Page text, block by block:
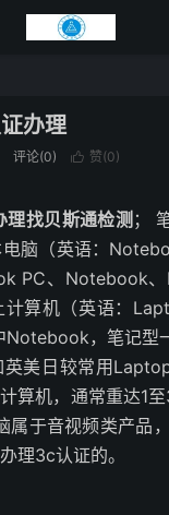
办理
评论(0)  赞(0)
找贝斯通检测 ；
脑（英语：
PC、Notebook、
算机（英语：
，笔记型
美日较常用
算机，通常重达1
属于音视频类产品
理3c认证的。